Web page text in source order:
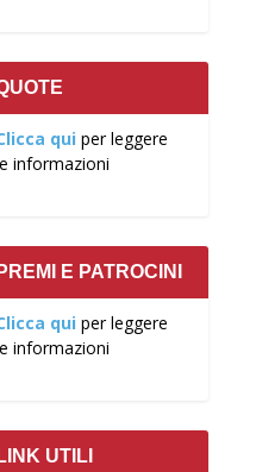
qui per leggere
informazioni
PREMI E PATROCINI
qui per leggere
informazioni
LINK UTILI